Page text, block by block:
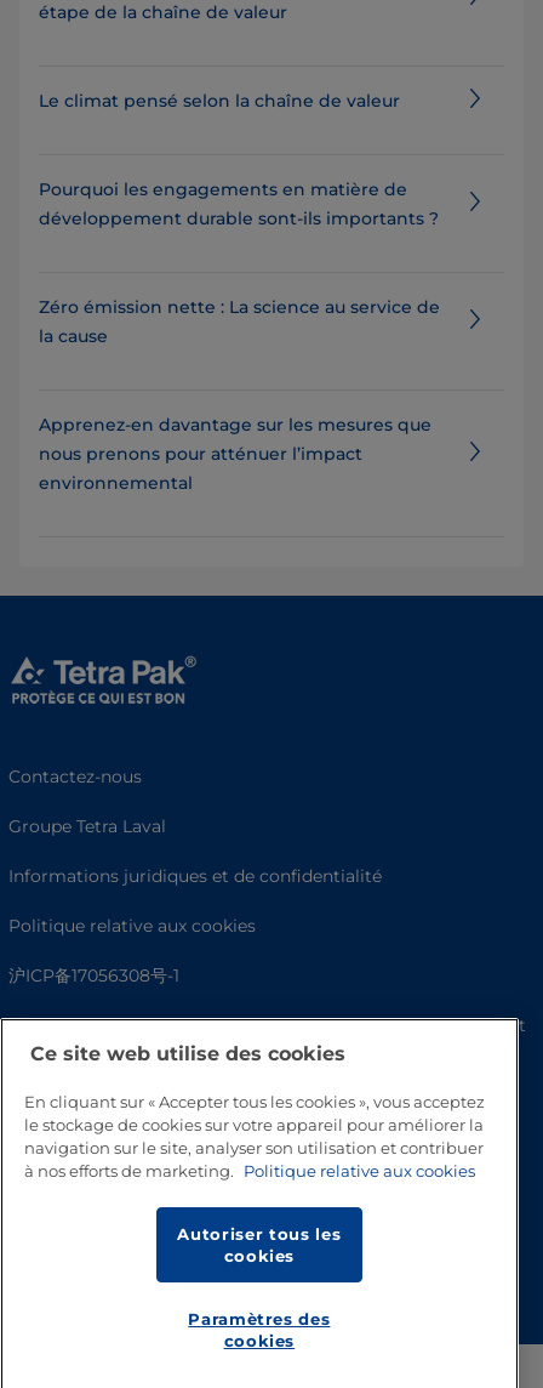
étape de la chaîne de valeur
Le climat pensé selon la chaîne de valeur
Pourquoi les engagements en matière de
développement durable sont-ils importants ?
Zéro émission nette : La science au service de
la cause
Apprenez-en davantage sur les mesures que
nous prenons pour atténuer l’impact
environnemental
Contactez-nous
Groupe Tetra Laval
Informations juridiques et de confidentialité
Politique relative aux cookies
沪ICP备17056308号-1
Fighting Against Forced Labour and Child Labour Statement
Ce site web utilise des cookies
En cliquant sur « Accepter tous les cookies », vous acceptez
le stockage de cookies sur votre appareil pour améliorer la
navigation sur le site, analyser son utilisation et contribuer
à nos efforts de marketing.
Politique relative aux cookies
Autoriser tous les
cookies
Paramètres des
cookies